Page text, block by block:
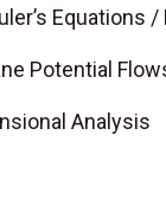
Equations
Potential
Analysis